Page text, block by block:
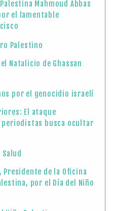
Mahmoud Abbas
el lamentable
Palestino
Natalicio de Ghassan
por el genocidio israelí
El ataque
busca ocultar
Presidente de la Oficina
por el Día del Niño